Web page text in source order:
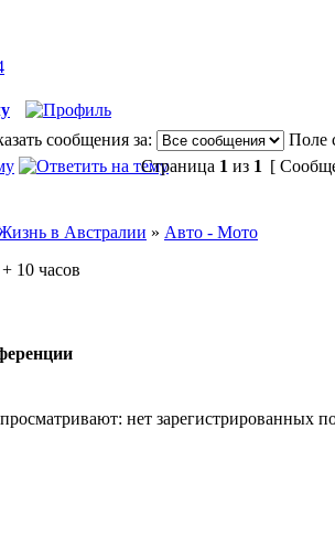
сообщения за:
Поле
Страница 1 из 1 [
в Австралии » Авто - Мото
10 часов
нет зарегистрированных